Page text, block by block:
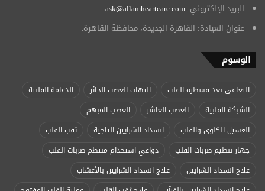
البريد الإلكتروني: ask@allamheartcare.com
عنوان العيادة: القاهرة الجديدة، محافظة القاهرة.
الوسوم
التعافي بعد قسطرة القلب التهاب العصب الحائر
الدعامة القلبية
الشبكة القلبية
العصب العاشر
العصب المبهم
الغسيل الكلوي والقلب
انسداد الشرايين التاجية
ثقب القلب
جهاز تنظيم ضربات القلب
دواعي استخدام منتظم ضربات القلب
علاج انسداد الشرايين
علاج انسداد الشرايين بالأعشاب